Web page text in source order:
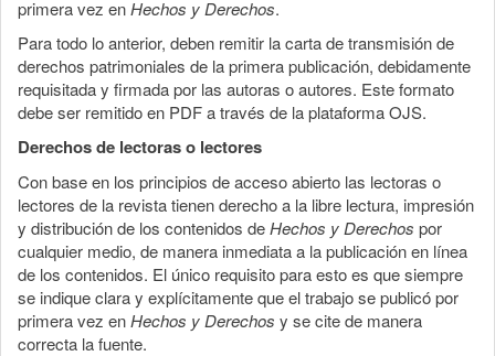
primera vez enHechos y Derechos.
Para todo lo anterior, deben remitir la carta de transmisión de
derechos patrimoniales de la primera publicación, debidamente
requisitada y firmada por las autoras o autores. Este formato
debe ser remitido en PDF a través de la plataforma OJS.
Derechos de lectoras o lectores
Con base en los principios de acceso abierto las lectoras o
lectores de la revista tienen derecho a la libre lectura, impresión
y distribución de los contenidos deHechos y Derechos por
cualquier medio, de manera inmediata a la publicación en línea
de los contenidos. El único requisito para esto es que siempre
se indique clara y explícitamente que el trabajo se publicó por
primera vez enHechos y Derechos y se cite de manera
correcta la fuente.